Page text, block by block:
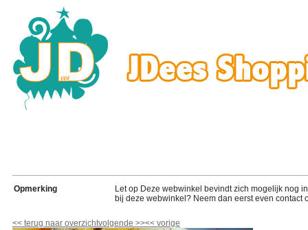
Opmerking
Let op Deze webwinkel bevindt zich mogelijk nog
bij deze webwinkel? Neem dan eerst even contact
<< terug naar overzichtvolgende >><< vorige